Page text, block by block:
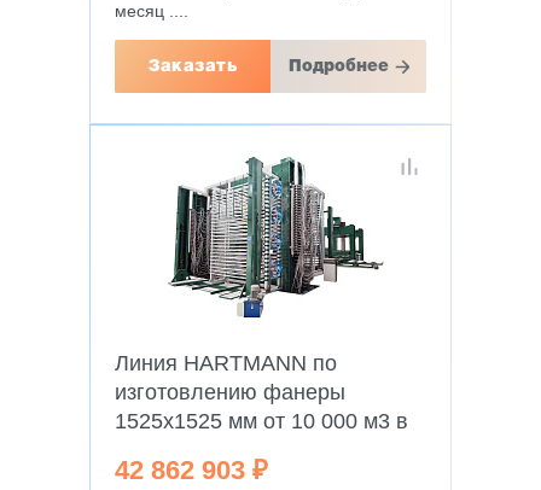
месяц ....
Заказать Подробнее
Линия HARTMANN по
изготовлению фанеры
1525х1525 мм от 10 000 м3 в
42 862 903 ₽